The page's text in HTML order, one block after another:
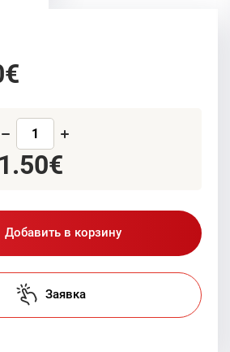
Заявка
Добавить в корзину